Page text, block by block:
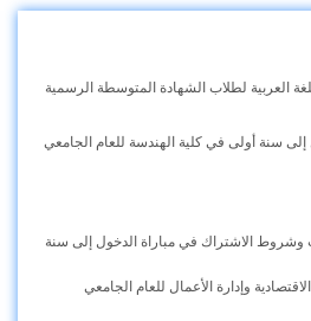
العربية لطلاب الشهادة المتوسطة الرسمية
إلى سنة أولى في كلية الهندسة للعام الجامعي
وشروط الاشتراك في مباراة الدخول إلى سنة
وإدارة الأعمال للعام الجامعي